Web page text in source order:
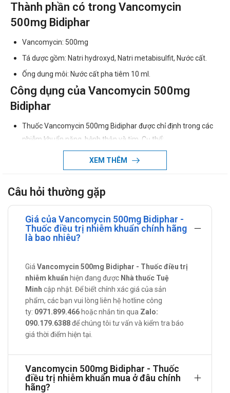
Thành phần có trong Vancomycin
500mg Bidiphar
Vancomycin: 500mg
Tá dược gồm: Natri hydroxyd, Natri metabisulfit, Nước cất.
Ống dung môi: Nước cất pha tiêm 10 ml.
Công dụng của Vancomycin 500mg
Bidiphar
Thuốc Vancomycin 500mg Bidiphar được chỉ định trong các
nhiễm khuẩn nặng, bệnh thận và tim. Cụ thể:
Trong các trường hợp nhiễm khuẩn máu khó điều trị do
các vi khuẩn Gram (+) như viêm màng trong tim nhiễm
Vancomycin được chỉ định khi người bệnh dị ứng với
Penicillin hoặc đã điều trị thất bại. Nếu điều trị viêm màng
trong tim bằng Benzylpenicilin phối hợp với
Aminoglycosid không có hiệu quả sau 2 – 3 ngày thì nên
Rifampicin để tăng hiệu lực.
Các trường hợp nhiễm khuẩn máu nặng do tụ cầu mà các
kháng sinh khác không tác dụng. Phương pháp điều trị
thẩm tách màng bụng lưu động liên tục cũng thường gặp
biến chứng nhiễm khuẩn, Vancomycin có tác dụng tốt
trong trường hợp này, dùng tiêm tĩnh mạch và cho vào
là phẫu thuật phụ khoa và đường ruột cho các người bệnh
dị ứng Penicillin.
XEM THÊM
Câu hỏi thường gặp
Giá của Vancomycin 500mg Bidiphar -
Thuốc điều trị nhiễm khuẩn chính hãng
là bao nhiêu?
Giá Vancomycin 500mg Bidiphar - Thuốc điều trị
nhiễm khuẩn hiện đang được Nhà thuốc Tuệ
Minh cập nhật. Để biết chính xác giá của sản
phẩm, các bạn vui lòng liên hệ hotline công
ty: 0971.899.466 hoặc nhắn tin qua Zalo:
090.179.6388để chúng tôi tư vấn và kiểm tra báo
giá thời điểm hiện tại.
Vancomycin 500mg Bidiphar - Thuốc
điều trị nhiễm khuẩn mua ở đâu chính
hãng?